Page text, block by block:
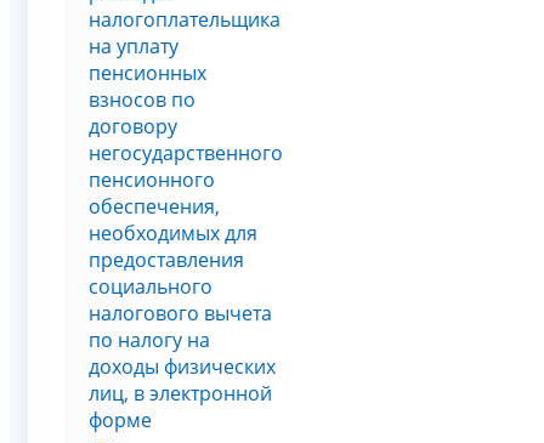
налогоплательщика
на уплату
пенсионных
взносов по
договору
негосударственного
пенсионного
обеспечения,
необходимых для
предоставления
социального
налогового вычета
по налогу на
доходы физических
лиц, в электронной
форме